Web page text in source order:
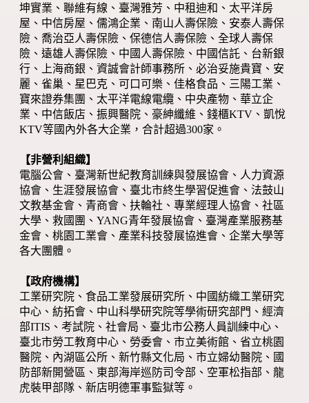
坤實業、聯維有線、臺灣雅芳、中租迪和、太平洋房
屋、中信房屋、儒鴻企業、南山人壽保險、安泰人壽保
險、喬治亞人壽保險、保德信人壽保險、全球人壽保
險、遠雄人壽保險、中國人壽保險、中國信託、台新銀
行、上海商銀、資誠會計師事務所、必治妥施貴寶、安
麗、雀巢、星巴克、可口可樂、佳格食品、三陽工業、
寶來證券集團、太平洋電線電纜、中央產物、華立企
業、中信飯店、振興醫院、豪紳纖維、錢櫃KTV、凱悅
KTV等國內外各大企業，合計超過300家。
【非營利組織】
電腦公會、臺灣新世紀教育訓練與發展協會、人力資源
協會、生涯發展協會、臺北市終生學習促進會、法鼓山
文教基金會、青商會、扶輪社、專業經理人協會、社區
大學、救國團、YANG青年發展協會、臺灣產業服務基
金會、桃園工業會、產業科技發展協進會、企業大學等
各大團體。
【政府機構】
工業研究院、食品工業發展研究所、中國紡織工業研究
中心、紡拓會、中山科學研究院等學術研究部門、經濟
部ITIS、考試院、社會局、臺北市公務人員訓練中心、
臺北市勞工教育中心、勞委會、市立美術館、省立桃園
醫院、內湖區公所、新竹縣文化局、市立婦幼醫院、國
防部新開營區、東部海岸巡防司令部、空軍松指部、龍
虎裝甲部隊、新店明德軍事監獄等。